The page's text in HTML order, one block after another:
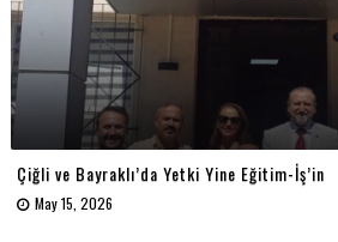
Çiğli ve Bayraklı’da Yetki Yine Eğitim-İş’in
May 15, 2026